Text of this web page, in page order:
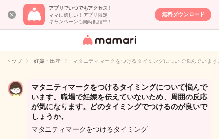
アプリでいつでもアクセス！
ママに嬉しい！アプリ限定
キャンペーンも随時配信中！
無料ダウンロード
女性専用匿名QA
イト
トップ 妊娠・出産 マタニティマークをつけるタイミングについて悩んでいま
マタニティマークをつけるタイミングについて悩んで
います。職場で妊娠を伝えていないため、周囲の反応
が気になります。どのタイミングでつけるのが良いで
しょうか。
マタニティマークをつけるタイミング